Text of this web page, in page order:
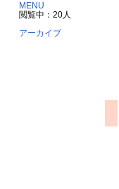
MENU
閲覧中：20人
アーカイブ